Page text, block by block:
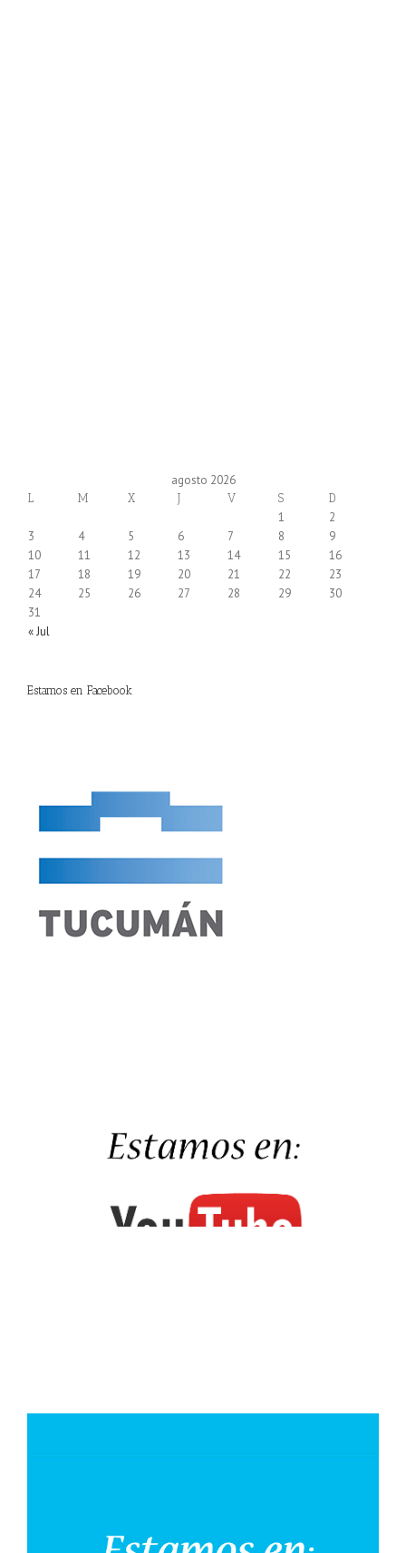
agosto 2026
L M X J V S D
« Jul
1
2
3
4 5 6 7 8
9
10
11 12 13 14 15
16
17
18 19 20 21 22
23
24
25 26 27 28 29
30
31
Estamos en Facebook